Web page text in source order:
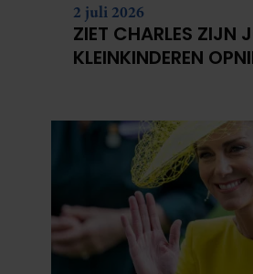
2 juli 2026
ZIET CHARLES ZIJN
KLEINKINDEREN